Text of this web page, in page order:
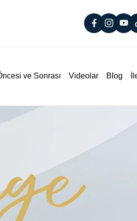
ve Sonrası Videolar Blog